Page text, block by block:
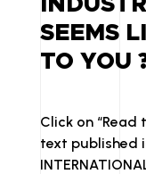
I
N
SEEMS
TO YOU
Click on
text published